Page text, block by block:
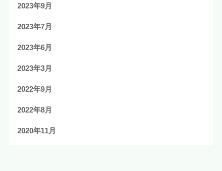
2023年9月
2023年7月
2023年6月
2023年3月
2022年9月
2022年8月
2020年11月